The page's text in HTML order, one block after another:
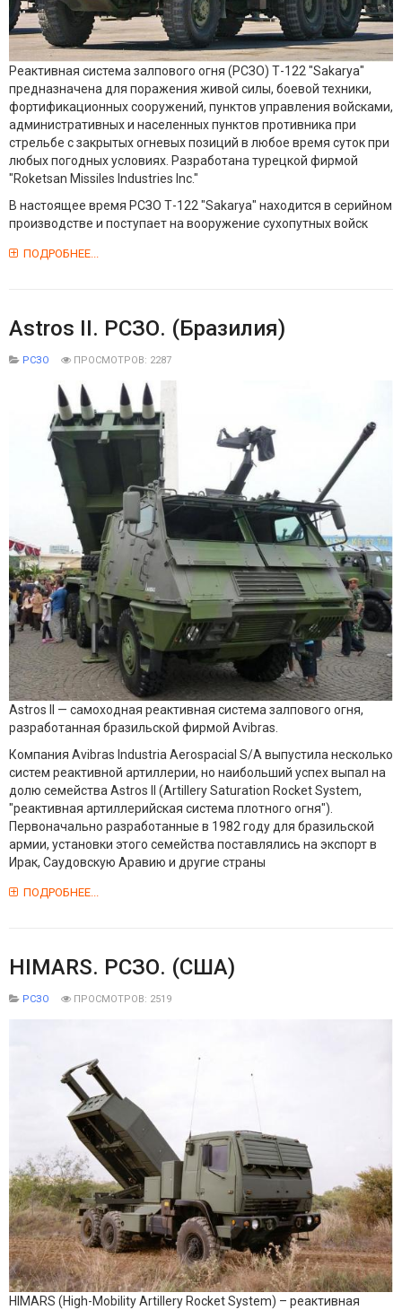
Реактивная система залпового огня (РСЗО) Т-122 "Sakarya"
предназначена для поражения живой силы, боевой техники,
фортификационных сооружений, пунктов управления войсками,
административных и населенных пунктов противника при
стрельбе с закрытых огневых позиций в любое время суток при
любых погодных условиях. Разработана турецкой фирмой
"Roketsan Missiles Industries Inc."
В настоящее время РСЗО Т-122 "Sakarya" находится в серийном
производстве и поступает на вооружение сухопутных войск
ПОДРОБНЕЕ...
Astros II. РСЗО. (Бразилия)
РСЗО ПРОСМОТРОВ: 2287
Astros II — самоходная реактивная система залпового огня,
разработанная бразильской фирмой Avibras.
Компания Avibras Industria Aerospacial S/A выпустила несколько
систем реактивной артиллерии, но наибольший успех выпал на
долю семейства Astros II (Artillery Saturation Rocket System,
"реактивная артиллерийская система плотного огня").
Первоначально разработанные в 1982 году для бразильской
армии, установки этого семейства поставлялись на экспорт в
Ирак, Саудовскую Аравию и другие страны
ПОДРОБНЕЕ...
HIMARS. РСЗО. (США)
РСЗО ПРОСМОТРОВ: 2519
HIMARS (High-Mobility Artillery Rocket System) – реактивная